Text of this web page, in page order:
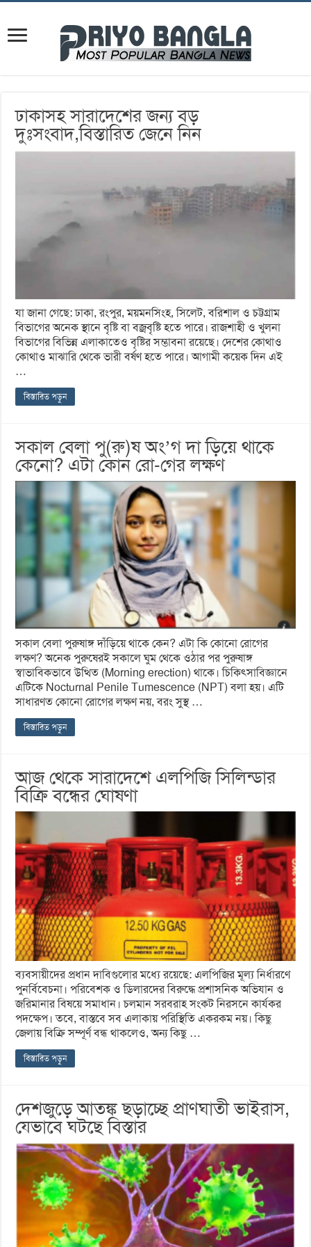
ঢাকাসহ সারাদেশের জন্য বড়
দুঃসংবাদ,বিস্তারিত জেনে নিন
যা জানা গেছে: ঢাকা, রংপুর, ময়মনসিংহ, সিলেট, বরিশাল ও চট্টগ্রাম
বিভাগের অনেক স্থানে বৃষ্টি বা বজ্রবৃষ্টি হতে পারে। রাজশাহী ও খুলনা
বিভাগের বিভিন্ন এলাকাতেও বৃষ্টির সম্ভাবনা রয়েছে। দেশের কোথাও
কোথাও মাঝারি থেকে ভারী বর্ষণ হতে পারে। আগামী কয়েক দিন এই
…
বিস্তারিত পড়ুন
সকাল বেলা পু(রু)ষ অং’গ দা ড়িয়ে থাকে
কেনো? এটা কোন রো-গের লক্ষণ
সকাল বেলা পুরুষাঙ্গ দাঁড়িয়ে থাকে কেন? এটা কি কোনো রোগের
লক্ষণ? অনেক পুরুষেরই সকালে ঘুম থেকে ওঠার পর পুরুষাঙ্গ
স্বাভাবিকভাবে উত্থিত (Morning erection) থাকে। চিকিৎসাবিজ্ঞানে
এটিকে Nocturnal Penile Tumescence (NPT) বলা হয়। এটি
সাধারণত কোনো রোগের লক্ষণ নয়, বরং সুস্থ …
বিস্তারিত পড়ুন
আজ থেকে সারাদেশে এলপিজি সিলিন্ডার
বিক্রি বন্ধের ঘোষণা
ব্যবসায়ীদের প্রধান দাবিগুলোর মধ্যে রয়েছে: এলপিজির মূল্য নির্ধারণে
পুনর্বিবেচনা। পরিবেশক ও ডিলারদের বিরুদ্ধে প্রশাসনিক অভিযান ও
জরিমানার বিষয়ে সমাধান। চলমান সরবরাহ সংকট নিরসনে কার্যকর
পদক্ষেপ। তবে, বাস্তবে সব এলাকায় পরিস্থিতি একরকম নয়। কিছু
জেলায় বিক্রি সম্পূর্ণ বন্ধ থাকলেও, অন্য কিছু …
বিস্তারিত পড়ুন
দেশজুড়ে আতঙ্ক ছড়াচ্ছে প্রাণঘাতী ভাইরাস,
যেভাবে ঘটছে বিস্তার